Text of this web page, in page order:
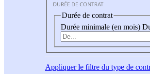
DURÉE DE CONTRAT
Durée de contrat
Durée minimale (en mois)
Appliquerle filtre du type de